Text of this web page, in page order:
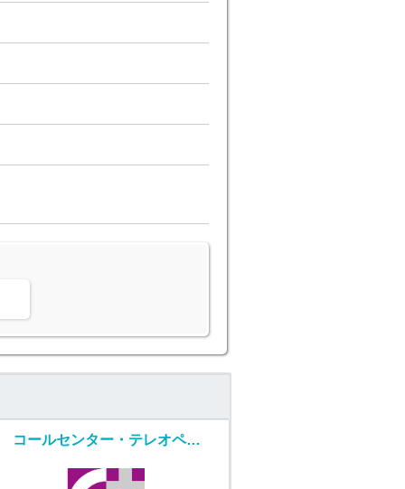
コールセンター・テレオペ（発信）